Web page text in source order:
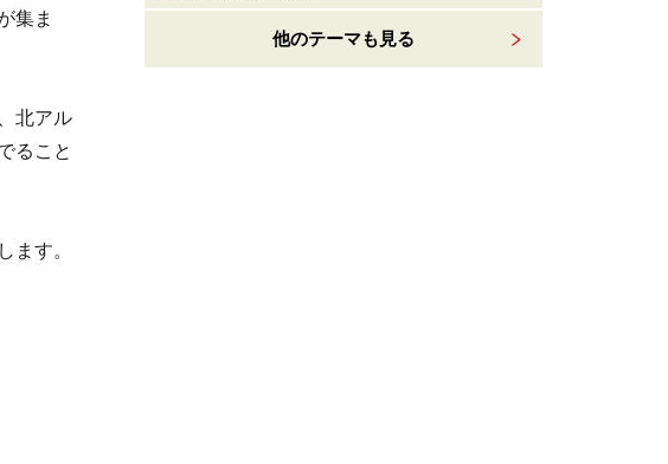
集ま
北アル
ること
ます。
他のテーマも見る